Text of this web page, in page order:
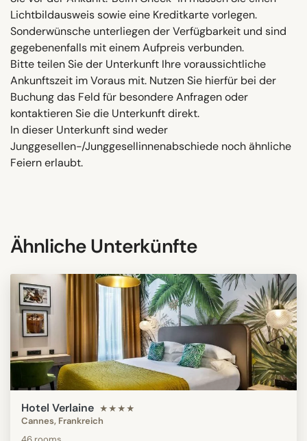
Lichtbildausweis sowie eine Kreditkarte vorlegen.
Sonderwünsche unterliegen der Verfügbarkeit und sind
gegebenenfalls mit einem Aufpreis verbunden.
Bitte teilen Sie der Unterkunft Ihre voraussichtliche
Ankunftszeit im Voraus mit. Nutzen Sie hierfür bei der
Buchung das Feld für besondere Anfragen oder
kontaktieren Sie die Unterkunft direkt.
In dieser Unterkunft sind weder
Junggesellen-/Junggesellinnenabschiede noch ähnliche
Feiern erlaubt.
Ähnliche Unterkünfte
Hotel Verlaine ★★★★
Cannes, Frankreich